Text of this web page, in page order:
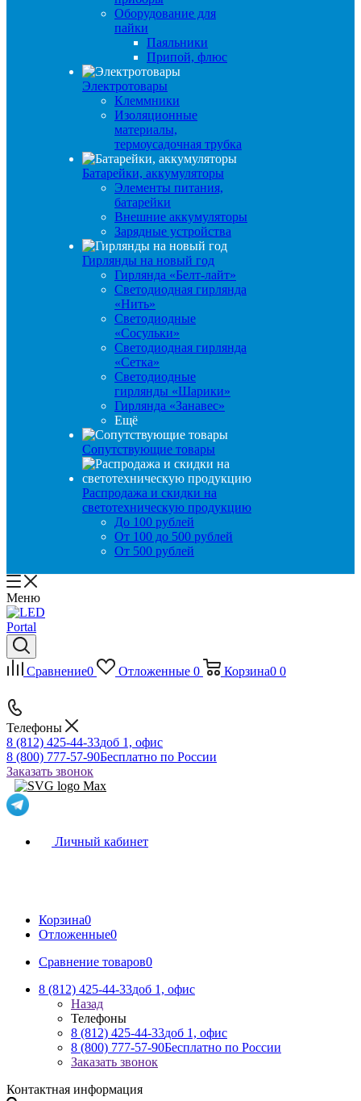
Оборудование для
пайки
Паяльники
Припой, флюс
Электротовары
Клеммники
Изоляционные
материалы,
термоусадочная трубка
Батарейки, аккумуляторы
Элементы питания,
батарейки
Внешние аккумуляторы
Зарядные устройства
Гирлянды на новый год
Гирлянда «Белт-лайт»
Светодиодная гирлянда
«Нить»
Светодиодные
«Сосульки»
Светодиодная гирлянда
«Сетка»
Светодиодные
гирлянды «Шарики»
Гирлянда «Занавес»
Ещё
Сопутствующие товары
Распродажа и скидки на
светотехническую продукцию
До 100 рублей
От 100 до 500 рублей
От 500 рублей
Меню
Сравнение0 Отложенные 0 Корзина0 0
Телефоны
8 (812) 425-44-33доб 1, офис
8 (800) 777-57-90Бесплатно по России
Заказать звонок
Личный кабинет
Корзина0
Отложенные0
Сравнение товаров0
8 (812) 425-44-33доб 1, офис
Назад
Телефоны
8 (812) 425-44-33доб 1, офис
8 (800) 777-57-90Бесплатно по России
Заказать звонок
Контактная информация